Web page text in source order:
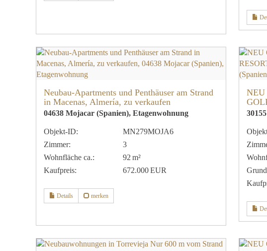
Neubau-Apartments und Penthäuser am Strand
in Macenas, Almería, zu verkaufen
04638 Mojacar (Spanien), Etagenwohnung
Objekt-ID:
MN279MOJA6
Zimmer:
3
Wohnfläche ca.:
92 m²
Kaufpreis:
672.000 EUR
Details merken